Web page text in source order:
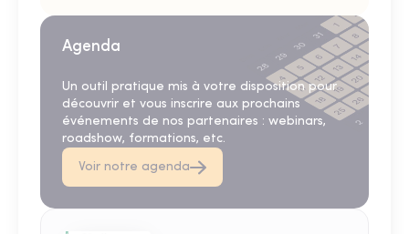
Agenda
Un outil pratique mis à votre disposition pour
découvrir et vous inscrire aux prochains
événements de nos partenaires : webinars,
roadshow, formations, etc.
Voir notre agenda